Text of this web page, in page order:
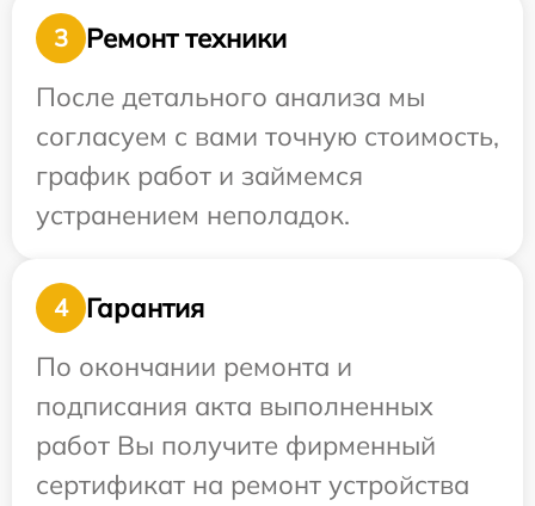
3
Ремонт техники
После детального анализа мы
согласуем с вами точную стоимость,
график работ и займемся
устранением неполадок.
4
Гарантия
По окончании ремонта и
подписания акта выполненных
работ Вы получите фирменный
сертификат на ремонт устройства